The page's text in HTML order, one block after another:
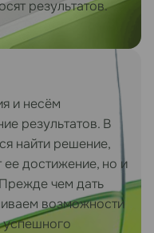
результатов.
и несём
результатов. В
найти решение,
ее достижение, но и
чем дать
возможности